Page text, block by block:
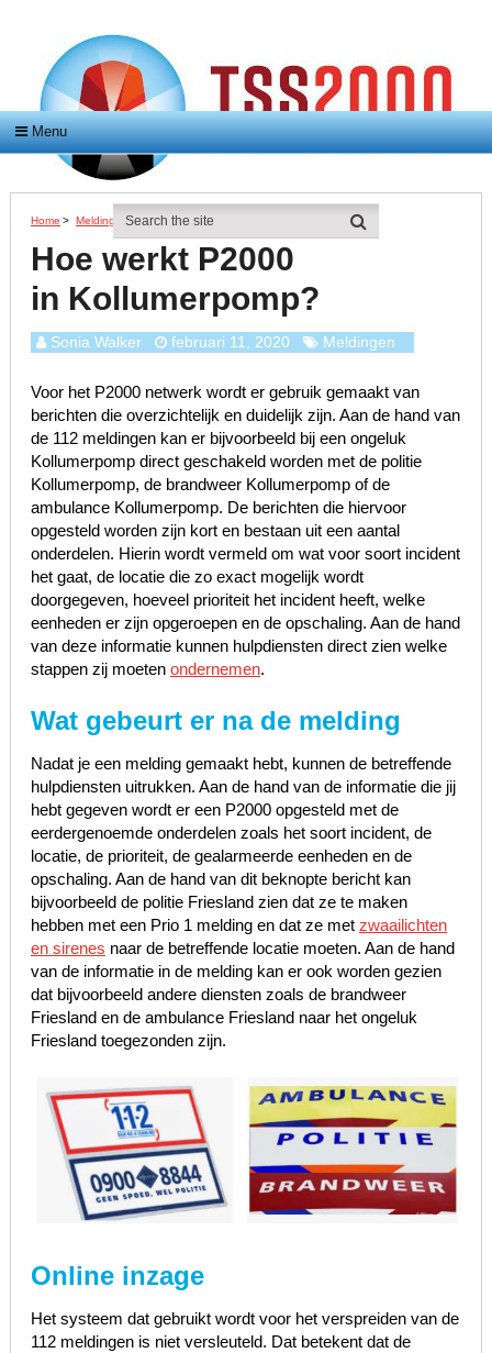
Menu
Home > Meldingen > Hoe Werkt P2000 In Kollumerpomp?
Hoe werkt P2000
in Kollumerpomp?
Sonia Walker februari 11, 2020 Meldingen
Voor het P2000 netwerk wordt er gebruik gemaakt van
berichten die overzichtelijk en duidelijk zijn. Aan de hand van
de 112 meldingen kan er bijvoorbeeld bij een ongeluk
Kollumerpomp direct geschakeld worden met de politie
Kollumerpomp, de brandweer Kollumerpomp of de
ambulance Kollumerpomp. De berichten die hiervoor
opgesteld worden zijn kort en bestaan uit een aantal
onderdelen. Hierin wordt vermeld om wat voor soort incident
het gaat, de locatie die zo exact mogelijk wordt
doorgegeven, hoeveel prioriteit het incident heeft, welke
eenheden er zijn opgeroepen en de opschaling. Aan de hand
van deze informatie kunnen hulpdiensten direct zien welke
stappen zij moeten ondernemen.
Wat gebeurt er na de melding
Nadat je een melding gemaakt hebt, kunnen de betreffende
hulpdiensten uitrukken. Aan de hand van de informatie die jij
hebt gegeven wordt er een P2000 opgesteld met de
eerdergenoemde onderdelen zoals het soort incident, de
locatie, de prioriteit, de gealarmeerde eenheden en de
opschaling. Aan de hand van dit beknopte bericht kan
bijvoorbeeld de politie Friesland zien dat ze te maken
hebben met een Prio 1 melding en dat ze met zwaailichten
en sirenes naar de betreffende locatie moeten. Aan de hand
van de informatie in de melding kan er ook worden gezien
dat bijvoorbeeld andere diensten zoals de brandweer
Friesland en de ambulance Friesland naar het ongeluk
Friesland toegezonden zijn.
Online inzage
Het systeem dat gebruikt wordt voor het verspreiden van de
112 meldingen is niet versleuteld. Dat betekent dat de